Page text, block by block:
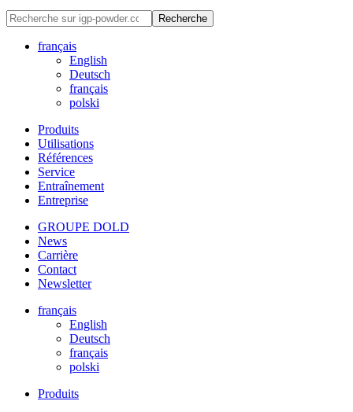
Recherche
français
English
Deutsch
français
polski
Produits
Utilisations
Références
Service
Entraînement
Entreprise
GROUPE DOLD
News
Carrière
Contact
Newsletter
français
English
Deutsch
français
polski
Produits